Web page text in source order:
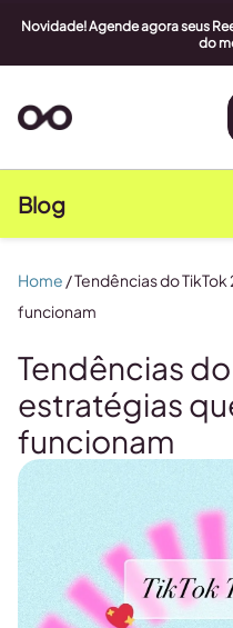
Novidade! Agende agora seus
do
Blog
Tendências
estratégias
funcionam
Home /Tendências do
funcionam